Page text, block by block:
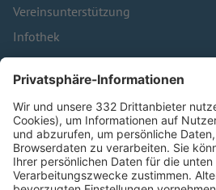
Vereinsunterstützung
Infothek
Kontakt
HÄUFIG BESUCHTE SEITEN
Pässe und Vereinswechsel
Trainerausbildung
Schulungsangebot Vereinsmitarbeiter